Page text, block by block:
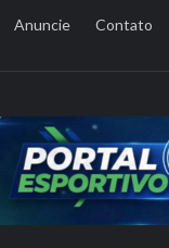
Anuncie Contato